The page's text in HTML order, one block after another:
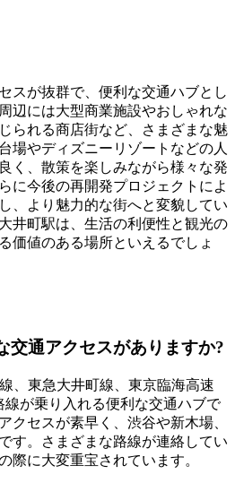
スが抜群で、便利な交通ハブとし
辺には大型商業施設やおしゃれな
られる商店街など、さまざまな魅
場やディズニーリゾートなどの人
く、散策を楽しみながら様々な発
に今後の再開発プロジェクトによ
、より魅力的な街へと変貌してい
井町駅は、生活の利便性と観光の
価値のある場所といえるでしょ
交通アクセスがありますか?
、東急大井町線、東京臨海高速
が乗り入れる便利な交通ハブで
クセスが素早く、渋谷や新木場、
す。さまざまな路線が連絡してい
際に大変重宝されています。